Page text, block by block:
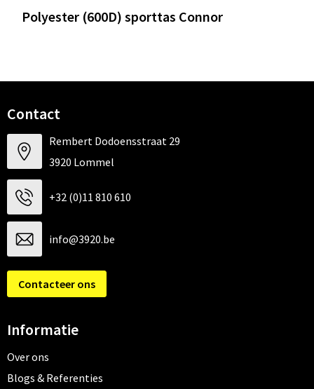
Polyester (600D) sporttas Connor
Contact
Rembert Dodoensstraat 29
3920 Lommel
+32 (0)11 810 610
info@3920.be
Contacteer ons
Informatie
Over ons
Blogs & Referenties